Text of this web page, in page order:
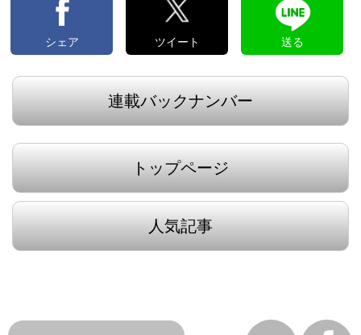
シェア ツイート 送る
連載バックナンバー
トップページ
人気記事